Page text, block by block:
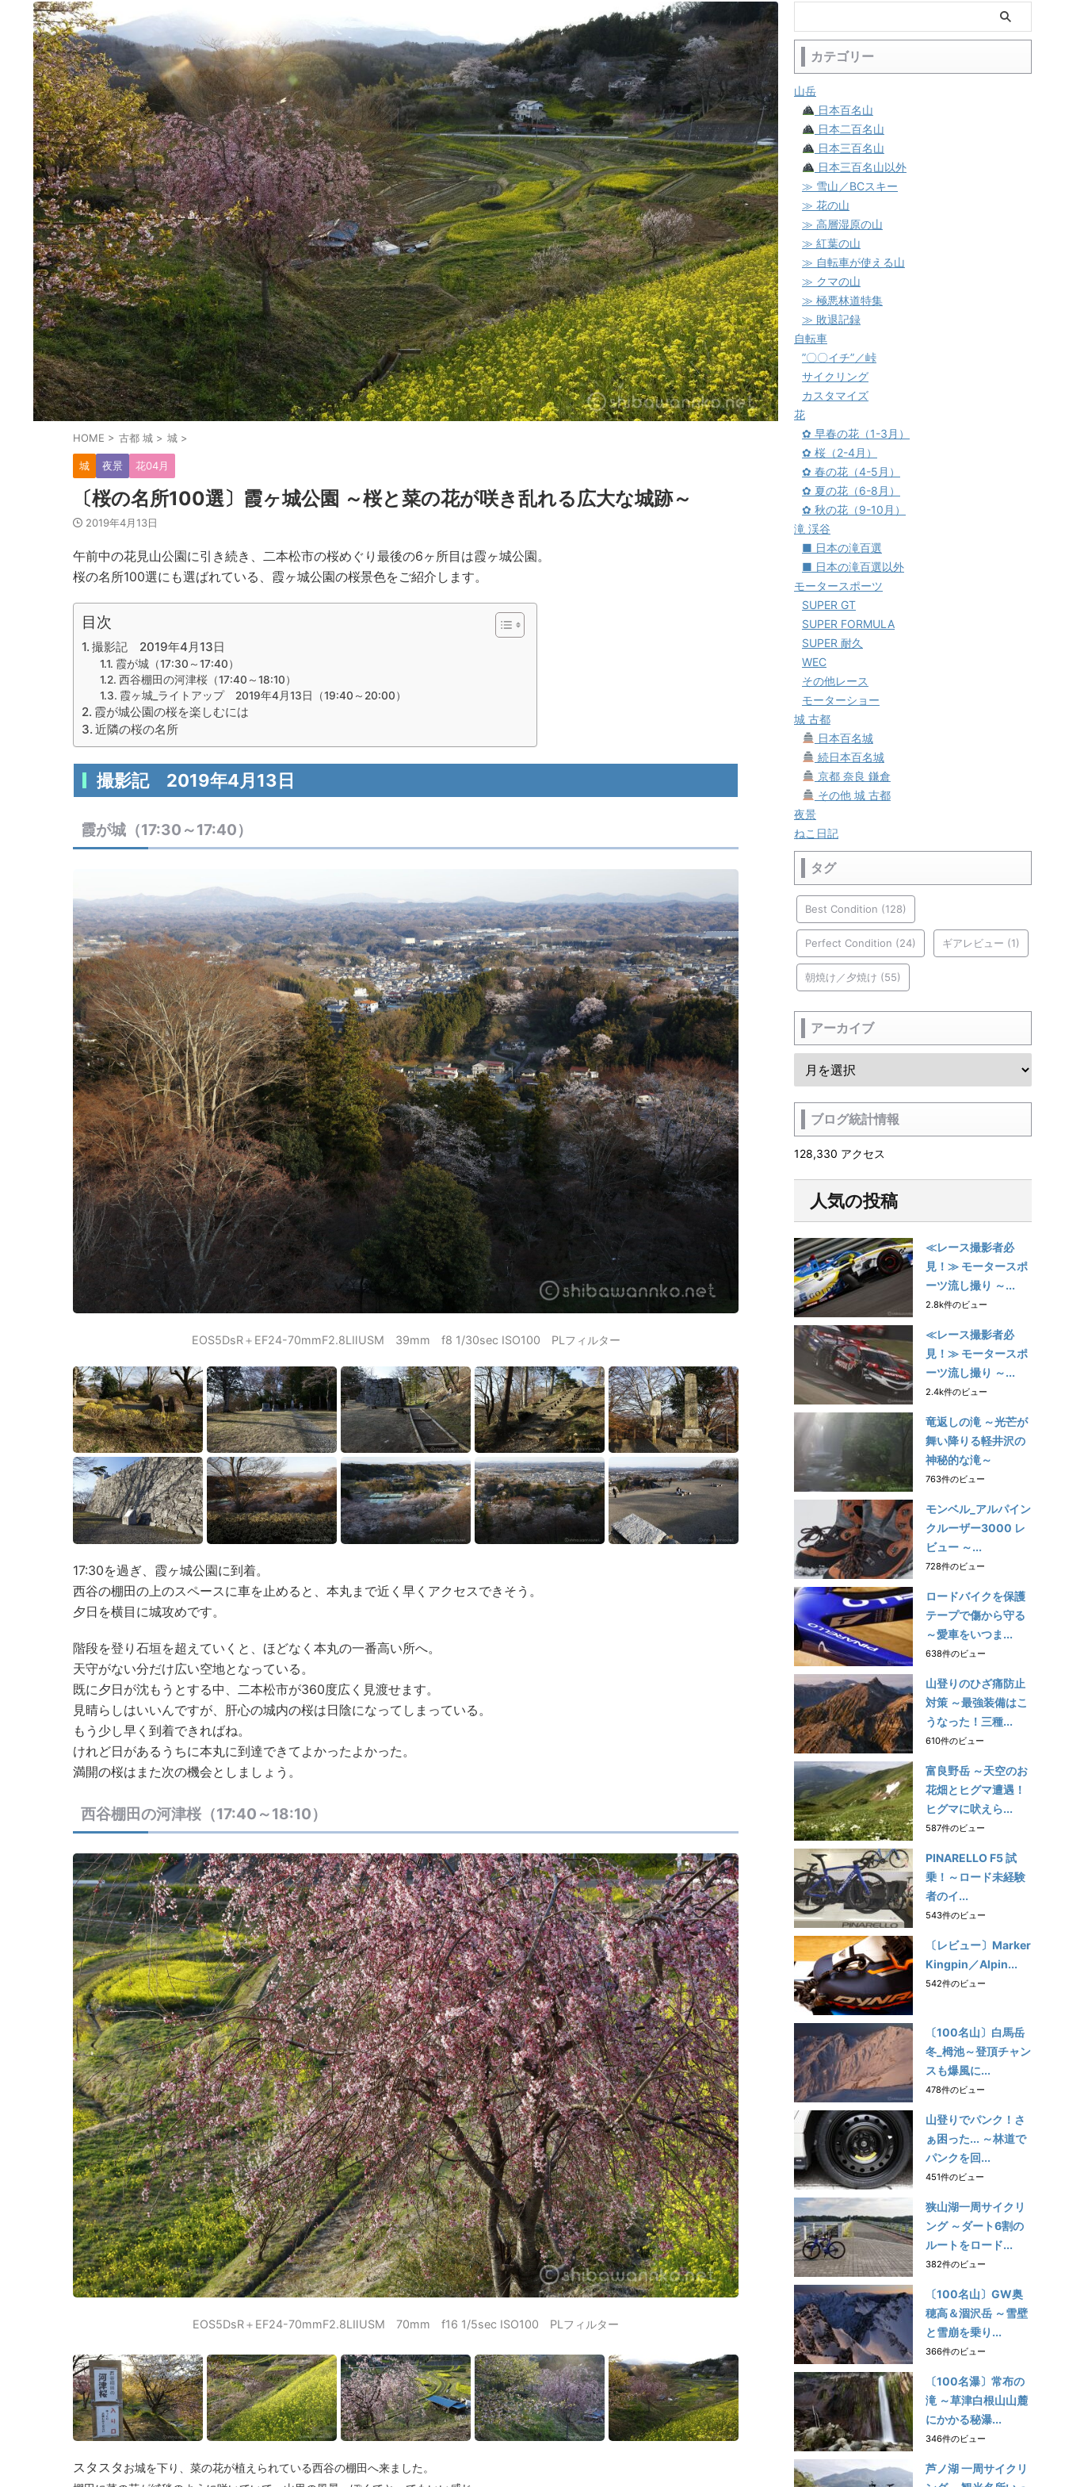
HOME > 古都 城 > 城 >
城 夜景 花04月
〔桜の名所100選〕霞ヶ城公園 ～桜と菜の花が咲き乱れる広大な城跡～
2019年4月13日
午前中の花見山公園に引き続き、二本松市の桜めぐり最後の6ヶ所目は霞ヶ城公園。
桜の名所100選にも選ばれている、霞ヶ城公園の桜景色をご紹介します。
目次
撮影記 2019年4月13日
霞が城（17:30～17:40）
西谷棚田の河津桜（17:40～18:10）
霞ヶ城_ライトアップ 2019年4月13日（19:40～20:00）
霞が城公園の桜を楽しむには
近隣の桜の名所
撮影記 2019年4月13日
霞が城（17:30～17:40）
EOS5DsR＋EF24-70mmF2.8LⅡUSM 39mm f8 1/30sec ISO100 PLフィルター
17:30を過ぎ、霞ヶ城公園に到着。
西谷の棚田の上のスペースに車を止めると、本丸まで近く早くアクセスできそう。
夕日を横目に城攻めです。
階段を登り石垣を超えていくと、ほどなく本丸の一番高い所へ。
天守がない分だけ広い空地となっている。
既に夕日が沈もうとする中、二本松市が360度広く見渡せます。
見晴らしはいいんですが、肝心の城内の桜は日陰になってしまっている。
もう少し早く到着できればね。
けれど日があるうちに本丸に到達できてよかったよかった。
満開の桜はまた次の機会としましょう。
西谷棚田の河津桜（17:40～18:10）
EOS5DsR＋EF24-70mmF2.8LⅡUSM 70mm f16 1/5sec ISO100 PLフィルター
スタスタお城を下り、菜の花が植えられている西谷の棚田へ来ました。
カテゴリー
山岳
日本百名山
日本二百名山
日本三百名山
日本三百名山以外
≫ 雪山／BCスキー
≫ 花の山
≫ 高層湿原の山
≫ 紅葉の山
≫ 自転車が使える山
≫ クマの山
≫ 極悪林道特集
≫ 敗退記録
自転車
”〇〇イチ”／峠
サイクリング
カスタマイズ
花
✿ 早春の花（1-3月）
✿ 桜（2-4月）
✿ 春の花（4-5月）
✿ 夏の花（6-8月）
✿ 秋の花（9-10月）
滝 渓谷
■ 日本の滝百選
■ 日本の滝百選以外
モータースポーツ
SUPER GT
SUPER FORMULA
SUPER 耐久
WEC
その他レース
モーターショー
城 古都
日本百名城
続日本百名城
京都 奈良 鎌倉
その他 城 古都
夜景
ねこ日記
タグ
Best Condition (128)
Perfect Condition (24) ギアレビュー (1)
朝焼け／夕焼け (55)
アーカイブ
ブログ統計情報
128,330 アクセス
人気の投稿
≪レース撮影者必
見！≫ モータースポ
ーツ流し撮り ～...
2.8k件のビュー
≪レース撮影者必
見！≫ モータースポ
ーツ流し撮り ～...
2.4k件のビュー
竜返しの滝 ～光芒が
舞い降りる軽井沢の
神秘的な滝～
763件のビュー
モンベル_アルパイン
クルーザー3000 レ
ビュー ～...
728件のビュー
ロードバイクを保護
テープで傷から守る
～愛車をいつま...
638件のビュー
山登りのひざ痛防止
対策 ～最強装備はこ
うなった！三種...
610件のビュー
富良野岳 ～天空のお
花畑とヒグマ遭遇！
ヒグマに吠えら...
587件のビュー
PINARELLO F5 試
乗！～ロード未経験
者のイ...
543件のビュー
〔レビュー〕Marker
Kingpin／Alpin...
542件のビュー
〔100名山〕白馬岳
冬_栂池～登頂チャン
スも爆風に...
478件のビュー
山登りでパンク！さ
ぁ困った... ～林道で
パンクを回...
451件のビュー
狭山湖一周サイクリ
ング ～ダート6割の
ルートをロード...
382件のビュー
〔100名山〕GW奥
穂高＆涸沢岳 ～雪壁
と雪崩を乗り...
366件のビュー
〔100名瀑〕常布の
滝 ～草津白根山山麓
にかかる秘瀑...
346件のビュー
芦ノ湖 一周サイクリ